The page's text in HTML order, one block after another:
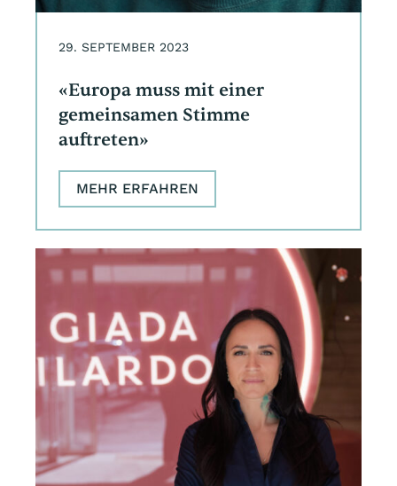
29. SEPTEMBER 2023
«Europa muss mit einer
gemeinsamen Stimme
auftreten»
MEHR ERFAHREN